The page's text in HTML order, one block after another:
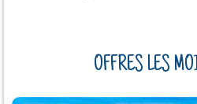
OFFRES LES